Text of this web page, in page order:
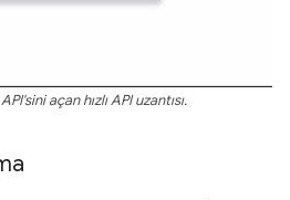
açan hızlı API uzantısı.